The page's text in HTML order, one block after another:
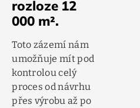
rozloze 12
000 m².
Toto zázemí nám
umožňuje mít pod
kontrolou celý
proces od návrhu
přes výrobu až po